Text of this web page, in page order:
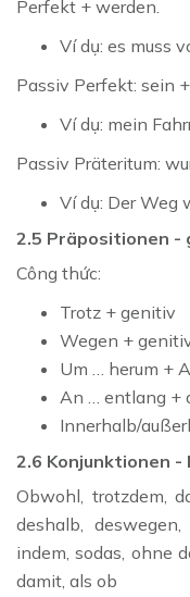
Perfekt + werden.
Ví dụ: es muss
Passiv Perfekt: sein
Ví dụ: mein
Passiv Präteritum:
Ví dụ: Der Weg
2.5 Präpositionen -
Công thức:
Trotz + genitiv
Wegen +
Um … herum +
An … entlang +
Innerhalb/
2.6 Konjunktionen -
Obwohl, trotzdem,
deshalb,
indem, sodas, ohne
damit, als ob